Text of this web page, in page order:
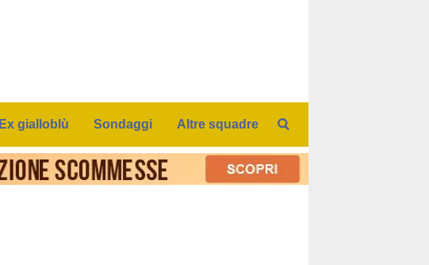
Ex gialloblù Sondaggi Altre squadre